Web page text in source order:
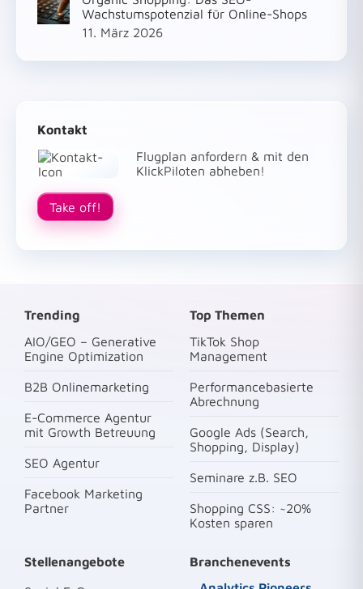
Wachstumspotenzial für Online-Shops
11. März 2026
Kontakt
Flugplan anfordern & mit den
KlickPiloten abheben!
Take off!
Trending
AIO/GEO – Generative
Engine Optimization
B2B Onlinemarketing
E-Commerce Agentur
mit Growth Betreuung
SEO Agentur
Facebook Marketing
Partner
Top Themen
TikTok Shop
Management
Performancebasierte
Abrechnung
Google Ads (Search,
Shopping, Display)
Seminare z.B. SEO
Shopping CSS: ~20%
Kosten sparen
Stellenangebote
Branchenevents